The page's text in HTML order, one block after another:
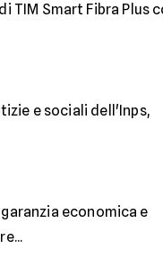
TIM Smart Fibra Plus
e sociali dell'Inps,
economica e